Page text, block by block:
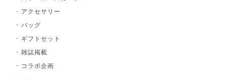
アクセサリー
バッグ
ギフトセット
雑誌掲載
コラボ企画